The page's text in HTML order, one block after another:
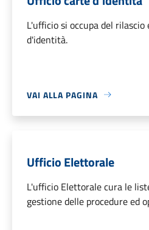
L'ufficio si occupa del
d'identità.
VAI ALLA PAGINA
Ufficio Elettorale
L'ufficio Elettorale cura le
gestione delle procedure ed